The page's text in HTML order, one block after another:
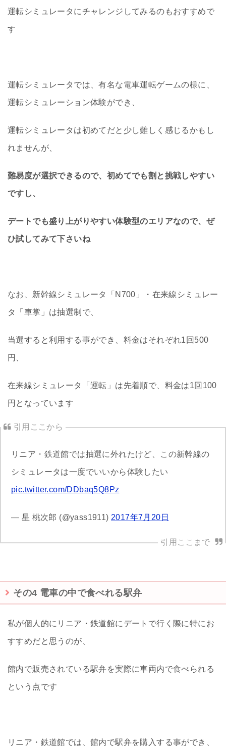
運転シミュレータにチャレンジしてみるのもおすすめで
す
運転シミュレータでは、有名な電車運転ゲームの様に、
運転シミュレーション体験ができ、
運転シミュレータは初めてだと少し難しく感じるかもし
れませんが、
難易度が選択できるので、初めてでも割と挑戦しやすい
ですし、
デートでも盛り上がりやすい体験型のエリアなので、ぜ
ひ試してみて下さいね
なお、新幹線シミュレータ「N700」・在来線シミュレー
タ「車掌」は抽選制で、
当選すると利用する事ができ、料金はそれぞれ1回500
円、
在来線シミュレータ「運転」は先着順で、料金は1回100
円となっています
リニア・鉄道館では抽選に外れたけど、この新幹線の
シミュレータは一度でいいから体験したい
pic.twitter.com/DDbaq5Q8Pz
— 星 桃次郎 (@yass1911) 2017年7月20日
その4 電車の中で食べれる駅弁
私が個人的にリニア・鉄道館にデートで行く際に特にお
すすめだと思うのが、
館内で販売されている駅弁を実際に車両内で食べられる
という点です
リニア・鉄道館では、館内で駅弁を購入する事ができ、